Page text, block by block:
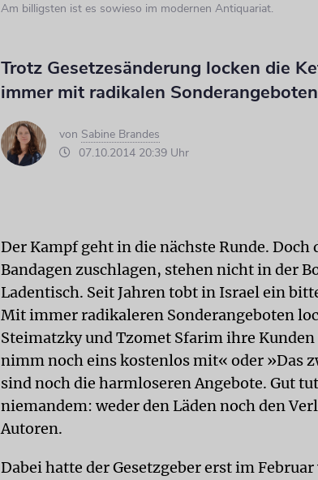
Am billigsten ist es sowieso im modernen Antiquariat.
Trotz Gesetzesänderung locken die
immer mit radikalen Sonderangeboten
von Sabine Brandes
07.10.2014 20:39 Uhr
Der Kampf geht in die nächste Runde.
Bandagen zuschlagen, stehen nicht in der
Ladentisch. Seit Jahren tobt in Israel ein
Mit immer radikaleren Sonderangeboten
Steimatzky und Tzomet Sfarim ihre
nimm noch eins kostenlos mit« oder »Das
sind noch die harmloseren Angebote. Gut
niemandem: weder den Läden noch den
Autoren.
Dabei hatte der Gesetzgeber erst im